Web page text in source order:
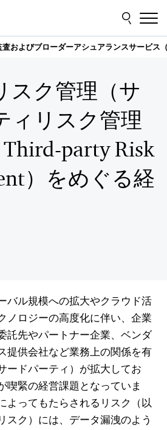
査およびブローダーアシュアランスサービス
スク管理（サ
ィリスク管理
Third-party Risk
）をめぐる経
バル規模への拡大やクラウド活
ノロジーの高度化に伴い、企業
託先やパートナー企業、ベンダ
提供会社など業務上の関係を有
ードパーティ）が拡大してお
喫緊の経営課題となっていま
よってもたらされるリスク（以
スク）には、データ漏洩のよう